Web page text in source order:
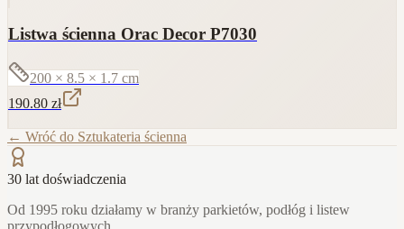
Listwa ścienna Orac Decor P7030
200 × 8.5 × 1.7 cm
190.80 zł
← Wróć do Sztukateria ścienna
30 lat doświadczenia
Od 1995 roku działamy w branży parkietów, podłóg i listew